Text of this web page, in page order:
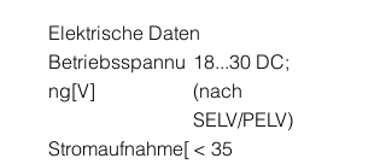
Elektrische Daten
Betriebsspannu
ng[V]
18...30 DC;
(nach
SELV/PELV)
Stromaufnahme[ < 35